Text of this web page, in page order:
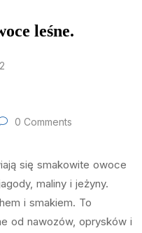
leśne.
0 Comments
się smakowite owoce
maliny i jeżyny.
i smakiem. To
od nawozów, oprysków i